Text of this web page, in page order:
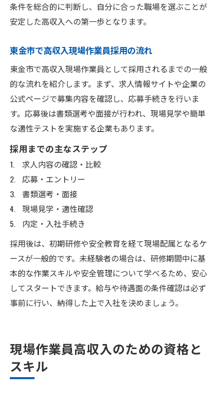
条件を総合的に判断し、自分に合った職場を選ぶことが
安定した高収入への第一歩となります。
東金市で高収入現場作業員採用の流れ
東金市で高収入現場作業員として採用されるまでの一般
的な流れを紹介します。まず、求人情報サイトや企業の
公式ページで募集内容を確認し、応募手続きを行いま
す。応募後は書類選考や面接が行われ、現場見学や簡単
な適性テストを実施する企業もあります。
採用までの主なステップ
求人内容の確認・比較
応募・エントリー
書類選考・面接
現場見学・適性確認
内定・入社手続き
採用後は、初期研修や安全教育を経て現場配属となるケ
ースが一般的です。未経験者の場合は、研修期間中に基
本的な作業スキルや安全管理について学べるため、安心
してスタートできます。給与や待遇面の条件確認は必ず
事前に行い、納得した上で入社を決めましょう。
現場作業員高収入のための資格と
スキル